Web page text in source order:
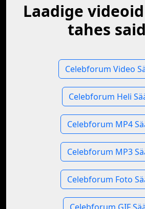
Laadige
tahes
Celebforum Video
Celebforum Heli
Celebforum MP4
Celebforum MP3
Celebforum Foto